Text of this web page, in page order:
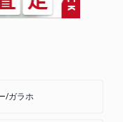
/ガラホ